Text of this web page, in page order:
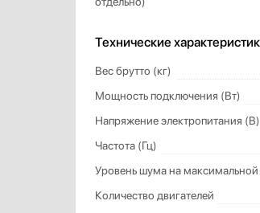
Технические
Вес брутто (кг)
Мощность подключения (Вт)
Напряжение электропитания (В)
Частота (Гц)
Уровень шума на
Количество двигателей